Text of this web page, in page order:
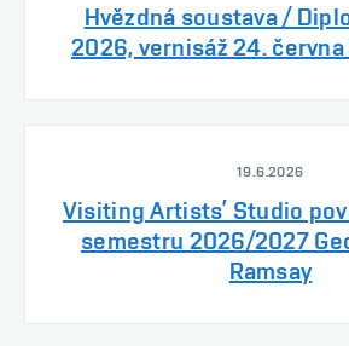
Hvězdná soustava /
2026, vernisáž 24.
19.6.2026
Visiting Artists’ Studio
semestru 2026/2027
Ramsay